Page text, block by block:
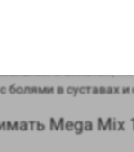
набор мышечной
силы;
жировую
и аппетит;
болями в суставах и
Mega Mix